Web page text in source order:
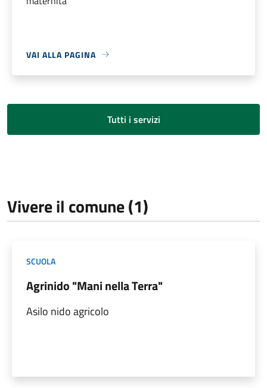
VAI ALLA PAGINA
Tutti i servizi
Vivere il comune (1)
SCUOLA
Agrinido "Mani nella Terra"
Asilo nido agricolo